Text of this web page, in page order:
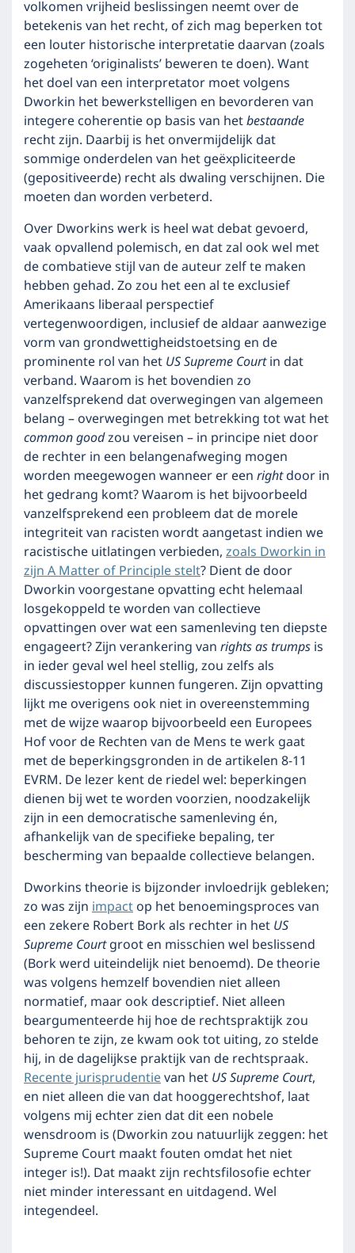
volkomen vrijheid beslissingen neemt over de
betekenis van het recht, of zich mag beperken tot
een louter historische interpretatie daarvan (zoals
zogeheten ‘originalists’ beweren te doen). Want
het doel van een interpretator moet volgens
Dworkin het bewerkstelligen en bevorderen van
integere coherentie op basis van hetbestaande
recht zijn. Daarbij is het onvermijdelijk dat
sommige onderdelen van het geëxpliciteerde
(gepositiveerde) recht als dwaling verschijnen. Die
moeten dan worden verbeterd.
Over Dworkins werk is heel wat debat gevoerd,
vaak opvallend polemisch, en dat zal ook wel met
de combatieve stijl van de auteur zelf te maken
hebben gehad. Zo zou het een al te exclusief
Amerikaans liberaal perspectief
vertegenwoordigen, inclusief de aldaar aanwezige
vorm van grondwettigheidstoetsing en de
prominente rol van hetUS Supreme Courtin dat
verband. Waarom is het bovendien zo
vanzelfsprekend dat overwegingen van algemeen
belang – overwegingen met betrekking tot wat het
common goodzou vereisen – in principe niet door
de rechter in een belangenafweging mogen
worden meegewogen wanneer er eenrightdoor in
het gedrang komt? Waarom is het bijvoorbeeld
vanzelfsprekend een probleem dat de morele
integriteit van racisten wordt aangetast indien we
racistische uitlatingen verbieden,zoals Dworkin in
zijn A Matter of Principle stelt? Dient de door
Dworkin voorgestane opvatting echt helemaal
losgekoppeld te worden van collectieve
opvattingen over wat een samenleving ten diepste
engageert? Zijn verankering vanrights as trumpsis
in ieder geval wel heel stellig, zou zelfs als
discussiestopper kunnen fungeren. Zijn opvatting
lijkt me overigens ook niet in overeenstemming
met de wijze waarop bijvoorbeeld een Europees
Hof voor de Rechten van de Mens te werk gaat
met de beperkingsgronden in de artikelen 8-11
EVRM. De lezer kent de riedel wel: beperkingen
dienen bij wet te worden voorzien, noodzakelijk
zijn in een democratische samenleving én,
afhankelijk van de specifieke bepaling, ter
bescherming van bepaalde collectieve belangen.
Dworkins theorie is bijzonder invloedrijk gebleken;
zo was zijnimpactop het benoemingsproces van
een zekere Robert Bork als rechter in hetUS
Supreme Courtgroot en misschien wel beslissend
(Bork werd uiteindelijk niet benoemd). De theorie
was volgens hemzelf bovendien niet alleen
normatief, maar ook descriptief. Niet alleen
beargumenteerde hij hoe de rechtspraktijk zou
behoren te zijn, ze kwam ook tot uiting, zo stelde
hij, in de dagelijkse praktijk van de rechtspraak.
Recente jurisprudentievan hetUS Supreme Court,
en niet alleen die van dat hooggerechtshof, laat
volgens mij echter zien dat dit een nobele
wensdroom is (Dworkin zou natuurlijk zeggen: het
Supreme Court maakt fouten omdat het niet
integer is!). Dat maakt zijn rechtsfilosofie echter
niet minder interessant en uitdagend. Wel
integendeel.